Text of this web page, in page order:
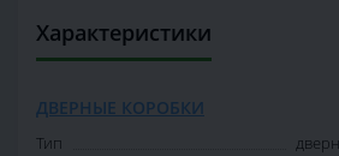
Характеристики
ДВЕРНЫЕ КОРОБКИ
Тип